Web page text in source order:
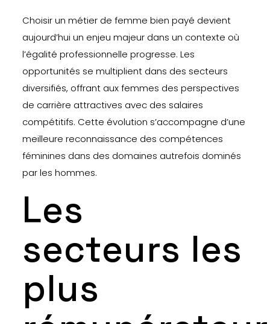
Choisir un métier de femme bien payé devient
aujourd’hui un enjeu majeur dans un contexte où
l’égalité professionnelle progresse. Les
opportunités se multiplient dans des secteurs
diversifiés, offrant aux femmes des perspectives
de carrière attractives avec des salaires
compétitifs. Cette évolution s’accompagne d’une
meilleure reconnaissance des compétences
féminines dans des domaines autrefois dominés
par les hommes.
Les
secteurs les
plus